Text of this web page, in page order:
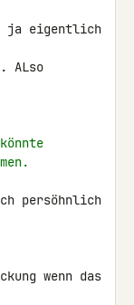
ja eigentlich
ALso
persöhnlich
wenn das